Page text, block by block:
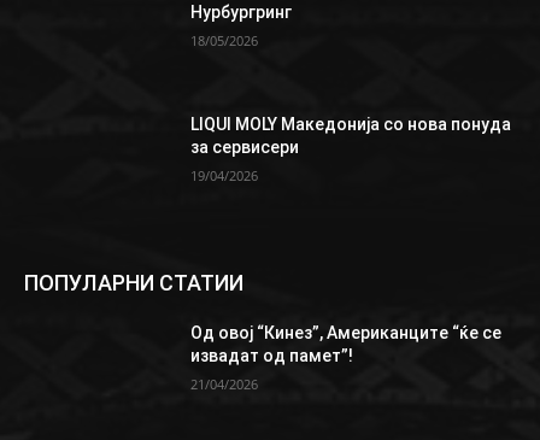
Нурбургринг
18/05/2026
LIQUI MOLY Македонија со нова понуда
за сервисери
19/04/2026
ПОПУЛАРНИ СТАТИИ
Од овој “Кинез”, Aмериканците “ќе се
извадат од памет”!
21/04/2026